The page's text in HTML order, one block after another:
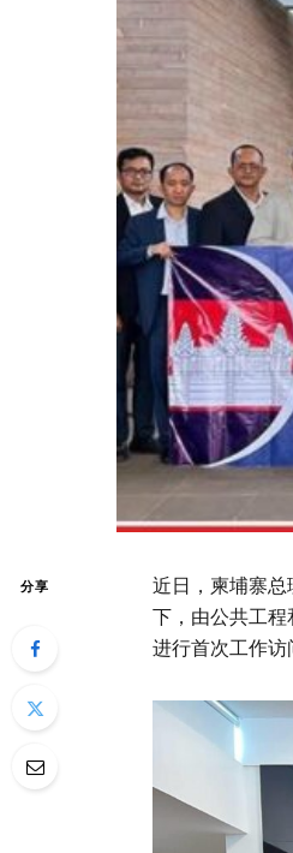
分享
近日，柬埔寨
下，由公共工
进行首次工作访